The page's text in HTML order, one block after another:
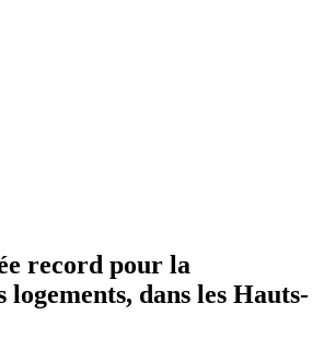
record pour la
logements, dans les Hauts-